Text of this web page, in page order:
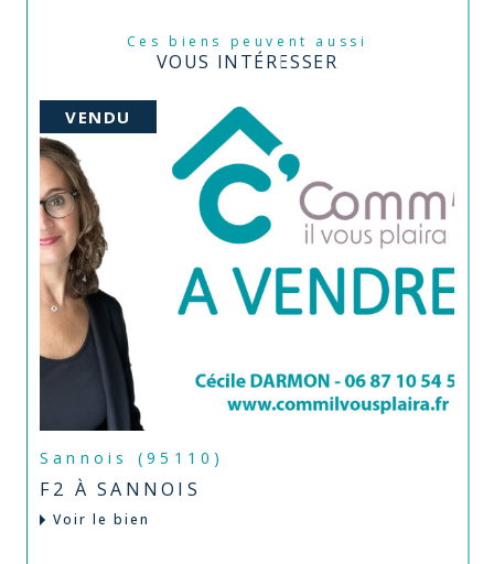
Ces biens peuvent aussi
VOUS INTÉRESSER
VENDU
Sannois (95110)
F2 À SANNOIS
Voir le bien